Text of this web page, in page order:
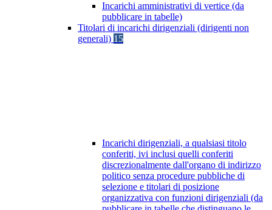
Incarichi amministrativi di vertice (da
pubblicare in tabelle)
Titolari di incarichi dirigenziali (dirigenti non
generali) 15
Incarichi dirigenziali, a qualsiasi titolo
conferiti, ivi inclusi quelli conferiti
discrezionalmente dall'organo di indirizzo
politico senza procedure pubbliche di
selezione e titolari di posizione
organizzativa con funzioni dirigenziali (da